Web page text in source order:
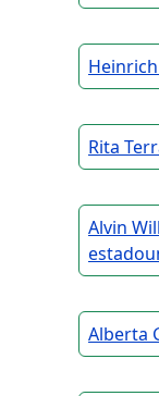
Rita
Alvin
Alberta